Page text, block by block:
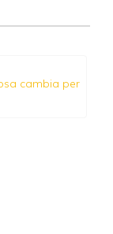
cambia per